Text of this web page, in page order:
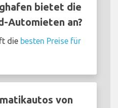
bietet die
Automieten an?
die besten Preise für
von